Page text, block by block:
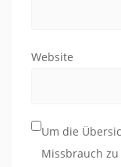
Website
Um die
Missbrauch